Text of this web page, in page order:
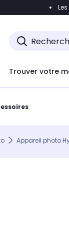
Accéder
Trouver votre
Appareil photo